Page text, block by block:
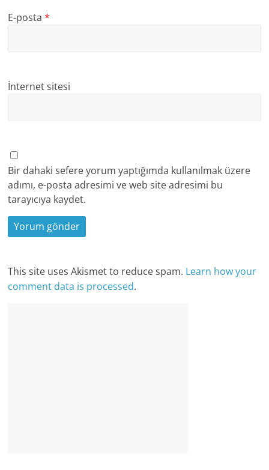
E-posta*
İnternet sitesi
Bir dahaki sefere yorum yaptığımda kullanılmak üzere
adımı, e-posta adresimi ve web site adresimi bu
tarayıcıya kaydet.
This site uses Akismet to reduce spam. Learn how your
comment data is processed.